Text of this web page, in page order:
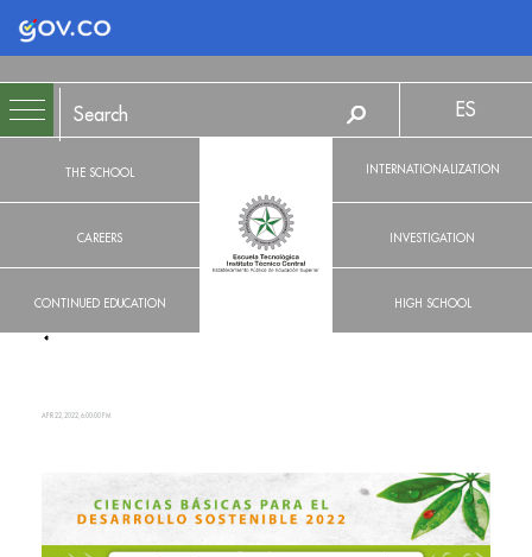
Logo Gobierno de Colombia
THE SCHOOL
CAREERS
CONTINUED EDUCATION
ES
INTERNATIONALIZATION
INVESTIGATION
HIGH SCHOOL
APR 22, 2022, 6:00:00 PM